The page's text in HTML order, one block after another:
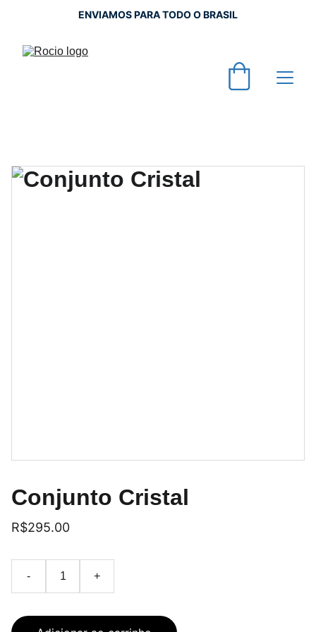
ENVIAMOS PARA TODO O BRASIL
Conjunto Cristal
R$295.00
- +